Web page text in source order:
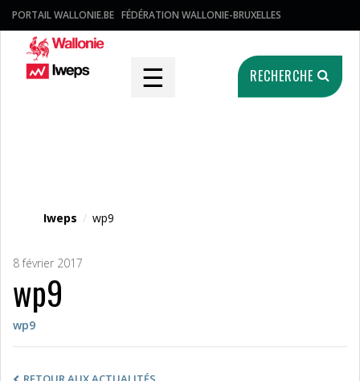
PORTAIL WALLONIE.BE FÉDÉRATION WALLONIE-BRUXELLES
☰ RECHERCHE
Iweps / wp9
8 février 2017
wp9
wp9